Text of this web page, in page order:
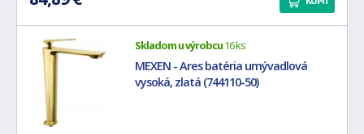
Skladom u výrobcu16 ks
MEXEN - Ares batéria umývadlová
vysoká, zlatá (744110-50)